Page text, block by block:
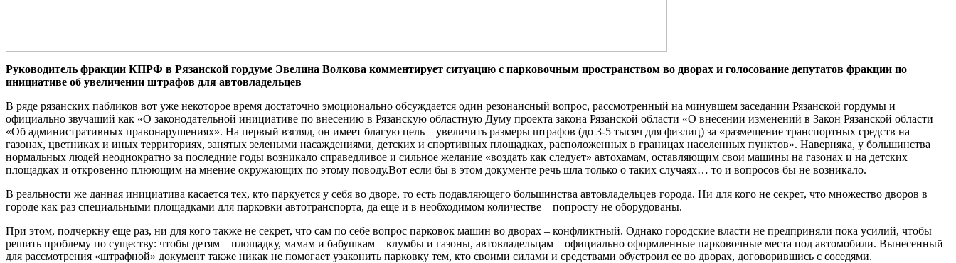
Руководитель фракции КПРФ в Рязанской гордуме Эвелина Волкова комментирует ситуацию с парковочным пространством во дворах и голосование депутатов фракции по
инициативе об увеличении штрафов для автовладельцев
В ряде рязанских пабликов вот уже некоторое время достаточно эмоционально обсуждается один резонансный вопрос, рассмотренный на минувшем заседании Рязанской гордумы и
официально звучащий как «О законодательной инициативе по внесению в Рязанскую областную Думу проекта закона Рязанской области «О внесении изменений в Закон Рязанской области
«Об административных правонарушениях». На первый взгляд, он имеет благую цель – увеличить размеры штрафов (до 3-5 тысяч для физлиц) за «размещение транспортных средств на
газонах, цветниках и иных территориях, занятых зелеными насаждениями, детских и спортивных площадках, расположенных в границах населенных пунктов». Наверняка, у большинства
нормальных людей неоднократно за последние годы возникало справедливое и сильное желание «воздать как следует» автохамам, оставляющим свои машины на газонах и на детских
площадках и откровенно плюющим на мнение окружающих по этому поводу.Вот если бы в этом документе речь шла только о таких случаях… то и вопросов бы не возникало.
В реальности же данная инициатива касается тех, кто паркуется у себя во дворе, то есть подавляющего большинства автовладельцев города. Ни для кого не секрет, что множество дворов в
городе как раз специальными площадками для парковки автотранспорта, да еще и в необходимом количестве – попросту не оборудованы.
При этом, подчеркну еще раз, ни для кого также не секрет, что сам по себе вопрос парковок машин во дворах – конфликтный. Однако городские власти не предприняли пока усилий, чтобы
решить проблему по существу: чтобы детям – площадку, мамам и бабушкам – клумбы и газоны, автовладельцам – официально оформленные парковочные места под автомобили. Вынесенный
для рассмотрения «штрафной» документ также никак не помогает узаконить парковку тем, кто своими силами и средствами обустроил ее во дворах, договорившись с соседями.